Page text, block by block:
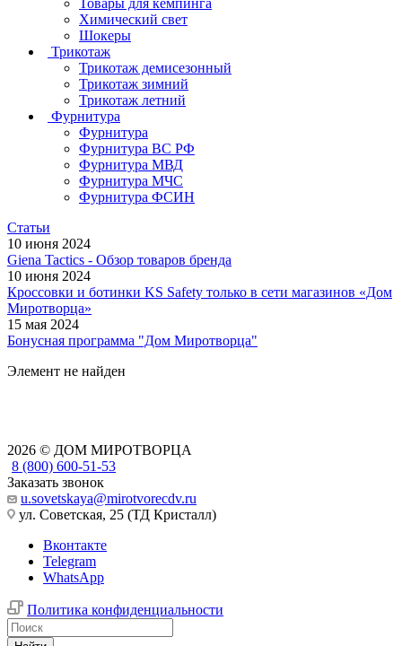
Товары для кемпинга
Химический свет
Шокеры
Трикотаж
Трикотаж демисезонный
Трикотаж зимний
Трикотаж летний
Фурнитура
Фурнитура
Фурнитура ВС РФ
Фурнитура МВД
Фурнитура МЧС
Фурнитура ФСИН
Статьи
10 июня 2024
Giena Tactics - Обзор товаров бренда
10 июня 2024
Кроссовки и ботинки KS Safety только в сети магазинов «Дом
Миротворца»
15 мая 2024
Бонусная программа "Дом Миротворца"
Элемент не найден
2026 © ДОМ МИРОТВОРЦА
8 (800) 600-51-53
Заказать звонок
u.sovetskaya@mirotvorecdv.ru
ул. Советская, 25 (ТД Кристалл)
Вконтакте
Telegram
WhatsApp
Политика конфиденциальности